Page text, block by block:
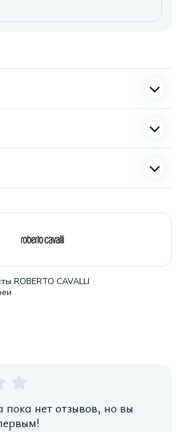
ROBERTO CAVALLI
пока нет отзывов, но вы